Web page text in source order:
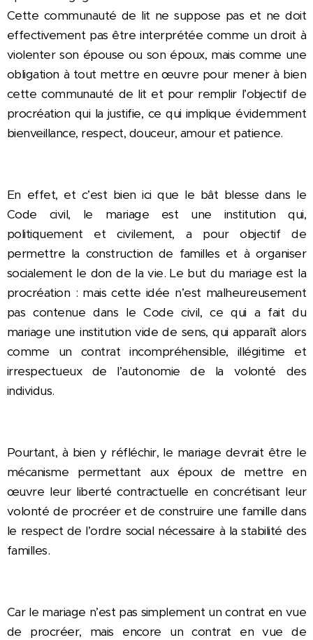
Cette communauté de lit ne suppose pas et ne doit
effectivement pas être interprétée comme un droit à
violenter son épouse ou son époux, mais comme une
obligation à tout mettre en œuvre pour mener à bien
cette communauté de lit et pour remplir l’objectif de
procréation qui la justifie, ce qui implique évidemment
bienveillance, respect, douceur, amour et patience.
En effet, et c’est bien ici que le bât blesse dans le
Code civil, le mariage est une institution qui,
politiquement et civilement, a pour objectif de
permettre la construction de familles et à organiser
socialement le don de la vie. Le but du mariage est la
procréation : mais cette idée n’est malheureusement
pas contenue dans le Code civil, ce qui a fait du
mariage une institution vide de sens, qui apparaît alors
comme un contrat incompréhensible, illégitime et
irrespectueux de l’autonomie de la volonté des
individus.
Pourtant, à bien y réfléchir, le mariage devrait être le
mécanisme permettant aux époux de mettre en
œuvre leur liberté contractuelle en concrétisant leur
volonté de procréer et de construire une famille dans
le respect de l’ordre social nécessaire à la stabilité des
familles.
Car le mariage n’est pas simplement un contrat en vue
de procréer, mais encore un contrat en vue de